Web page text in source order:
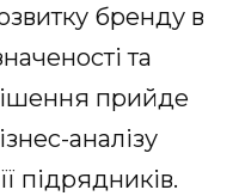
бренду в
та
прийде
аналізу
підрядників.